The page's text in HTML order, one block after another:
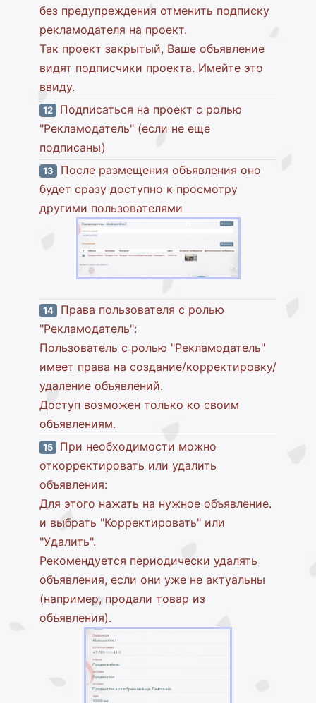
без предупреждения отменить подписку
рекламодателя на проект.
Так проект закрытый, Ваше объявление
видят подписчики проекта. Имейте это
ввиду.
12
Подписаться на проект с ролью
"Рекламодатель" (если не еще
подписаны)
13
После размещения объявления оно
будет сразу доступно к просмотру
другими пользователями
14
Права пользователя с ролью
"Рекламодатель":
Пользователь с ролью "Рекламодатель"
имеет права на создание/корректировку/
удаление объявлений.
Доступ возможен только ко своим
объявлениям.
15
При необходимости можно
откорректировать или удалить
объявления:
Для этого нажать на нужное объявление.
и выбрать "Корректировать" или
"Удалить".
Рекомендуется периодически удалять
объявления, если они уже не актуальны
(например, продали товар из
объявления).